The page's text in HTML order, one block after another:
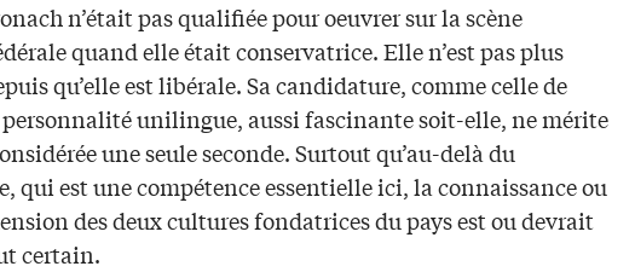
n’était pas qualifiée pour oeuvrer sur la scène
quand elle était conservatrice. Elle n’est pas plus
qu’elle est libérale. Sa candidature, comme celle de
unilingue, aussi fascinante soit-elle, ne mérite
une seule seconde. Surtout qu’au-delà du
qui est une compétence essentielle ici, la connaissance ou
des deux cultures fondatrices du pays est ou devrait
certain.